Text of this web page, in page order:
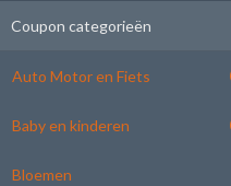
Coupon categorieën
Auto Motor en Fiets
Baby en kinderen
Bloemen